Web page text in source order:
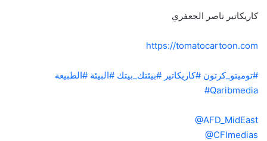
كاريكاتير ناصر الجعفري
https://tomatocartoon.com
#توميتو_كرتون #كاريكاتير #بيئتك_بيتك #البيئة #الطبيعة
#Qaribmedia
@AFD_MidEast
@CFImedias